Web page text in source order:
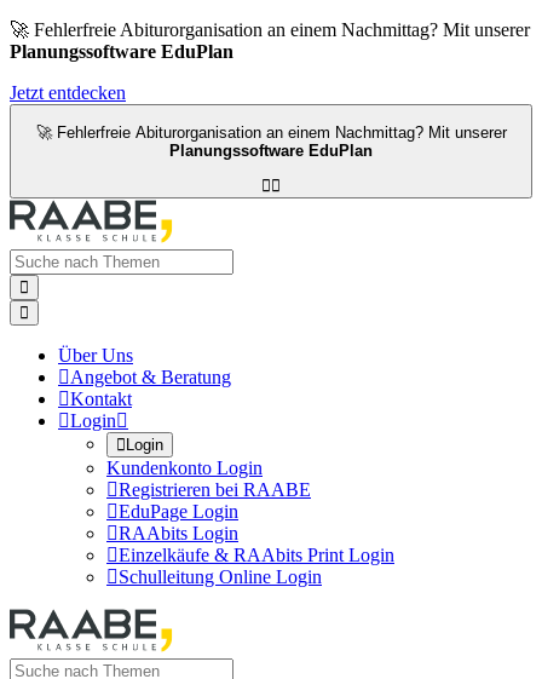
🚀 Fehlerfreie Abiturorganisation an einem Nachmittag? Mit unserer
Planungssoftware EduPlan
Jetzt entdecken
🚀 Fehlerfreie Abiturorganisation an einem Nachmittag? Mit unserer
Planungssoftware EduPlan



Über Uns
Angebot & Beratung
Kontakt
Login
Login
Kundenkonto Login
Registrieren bei RAABE
EduPage Login
RAAbits Login
Einzelkäufe & RAAbits Print Login
Schulleitung Online Login